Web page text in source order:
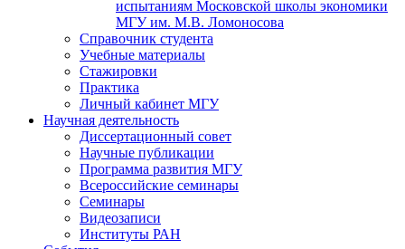
испытаниям Московской школы экономики
МГУ им. М.В. Ломоносова
Справочник студента
Учебные материалы
Стажировки
Практика
Личный кабинет МГУ
Научная деятельность
Диссертационный совет
Научные публикации
Программа развития МГУ
Всероссийские семинары
Семинары
Видеозаписи
Институты РАН